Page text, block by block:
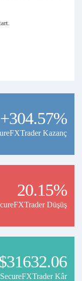
+304.57%
Kazanç
20.15%
Düşüş
Kâr